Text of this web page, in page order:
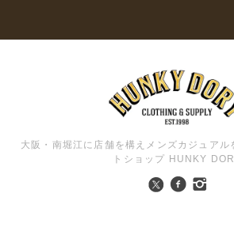
大阪・南堀江に店舗を構えメンズカジュアル
トショップ HUNKY